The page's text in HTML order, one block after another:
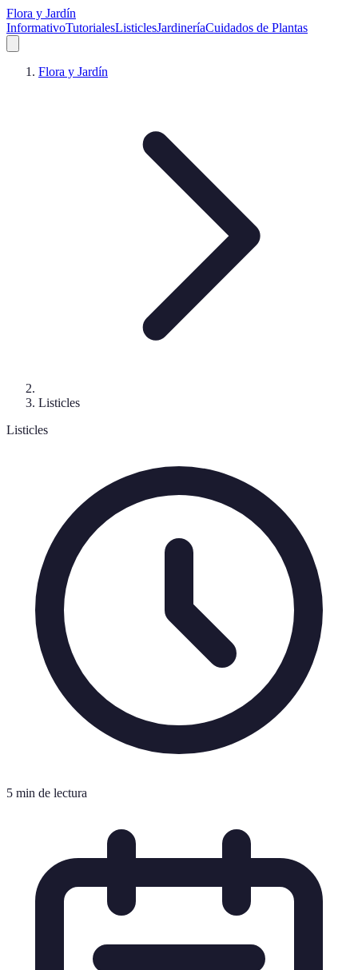
Flora y Jardín
InformativoTutorialesListiclesJardineríaCuidados de Plantas
Flora y Jardín
Listicles
Listicles
5 min de lectura